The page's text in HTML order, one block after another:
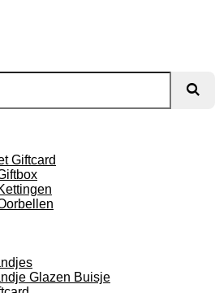
Giftcard
Glazen Buisje